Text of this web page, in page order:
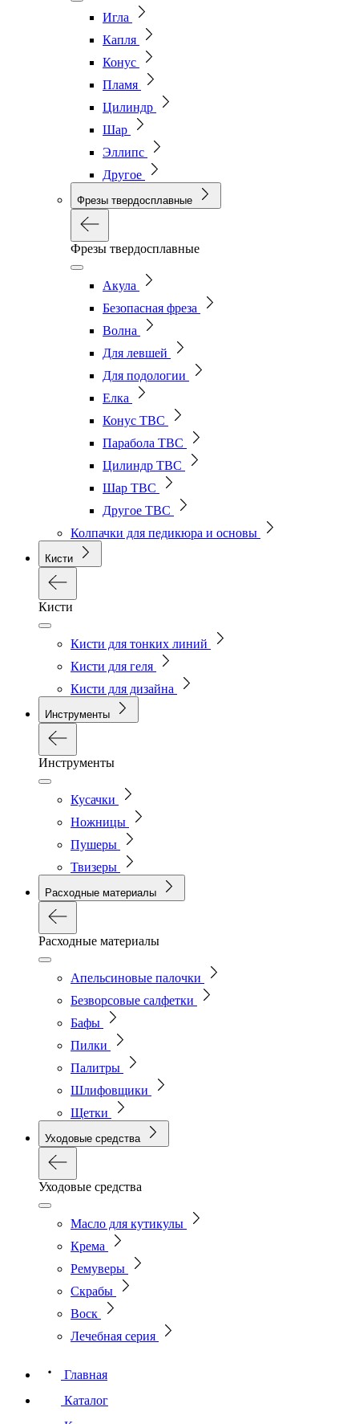
Игла
Капля
Конус
Пламя
Цилиндр
Шар
Эллипс
Другое
Фрезы твердосплавные
Фрезы твердосплавные
Акула
Безопасная фреза
Волна
Для левшей
Для подологии
Елка
Конус ТВС
Парабола ТВС
Цилиндр ТВС
Шар ТВС
Другое ТВС
Колпачки для педикюра и основы
Кисти
Кисти
Кисти для тонких линий
Кисти для геля
Кисти для дизайна
Инструменты
Инструменты
Кусачки
Ножницы
Пушеры
Твизеры
Расходные материалы
Расходные материалы
Апельсиновые палочки
Безворсовые салфетки
Бафы
Пилки
Палитры
Шлифовщики
Щетки
Уходовые средства
Уходовые средства
Масло для кутикулы
Крема
Ремуверы
Скрабы
Воск
Лечебная серия
Главная
Каталог